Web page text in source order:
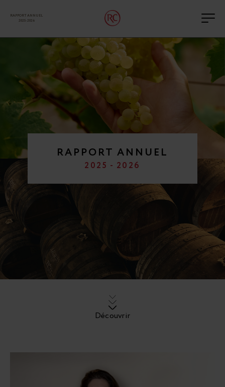
RAPPORT ANNUEL
2025-2026
RAPPORT ANNUEL
2025 - 2026
Découvrir